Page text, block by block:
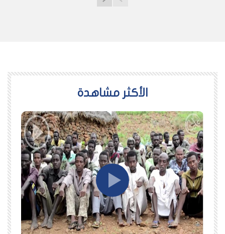
اﻷكثر مشاهدة